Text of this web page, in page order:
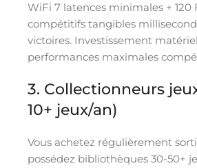
WiFi 7 latences minimales + 120
compétitifs tangibles
victoires. Investissement
performances maximales
3. Collectionneurs
10+ jeux/an)
Vous achetez régulièrement
possédez bibliothèques 30-50+